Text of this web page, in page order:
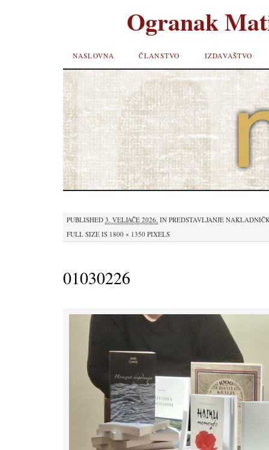
Ogranak
SKIP TO
CONTENT
NASLOVNA ČLANSTVO IZDAVAŠTVO
PUBLISHED 3. VELJAČE 2026. IN PREDSTAVLJANJE
FULL SIZE IS 1800 × 1350 PIXELS
01030226